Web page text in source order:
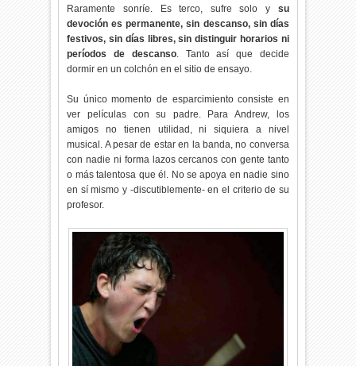
Raramente sonríe. Es terco, sufre solo y su
devoción es permanente, sin descanso, sin días
festivos, sin días libres, sin distinguir horarios ni
períodos de descanso. Tanto así que decide
dormir en un colchón en el sitio de ensayo.
Su único momento de esparcimiento consiste en
ver películas con su padre. Para Andrew, los
amigos no tienen utilidad, ni siquiera a nivel
musical. A pesar de estar en la banda, no conversa
con nadie ni forma lazos cercanos con gente tanto
o más talentosa que él. No se apoya en nadie sino
en sí mismo y -discutiblemente- en el criterio de su
profesor.